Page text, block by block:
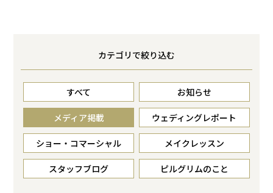
カテゴリで絞り込む
すべて お知らせ
メディア掲載 ウェディングレポート
ショー・コマーシャル メイクレッスン
スタッフブログ ピルグリムのこと